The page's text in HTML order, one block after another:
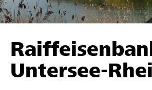
Sostenere
Aiuto & supporto
Trova progetti e organizzazioni
Untersee-